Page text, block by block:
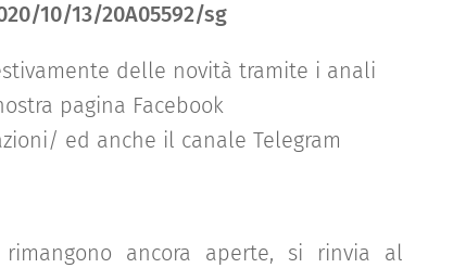
10/13/20A05592/sg
delle novità tramite i anali
pagina Facebook
ed anche il canale Telegram
ancora aperte, si rinvia al